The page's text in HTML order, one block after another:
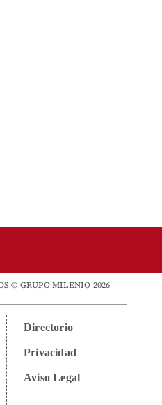
© GRUPO MILENIO 2026
Directorio
Privacidad
Aviso Legal